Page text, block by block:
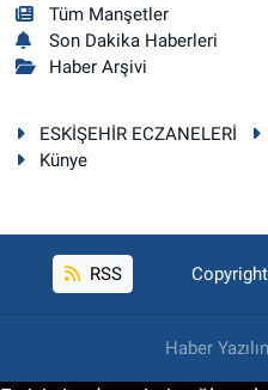
Tüm Manşetler
Son Dakika Haberleri
Haber Arşivi
ESKİŞEHİR ECZANELERİ
Künye
RSS
Haber